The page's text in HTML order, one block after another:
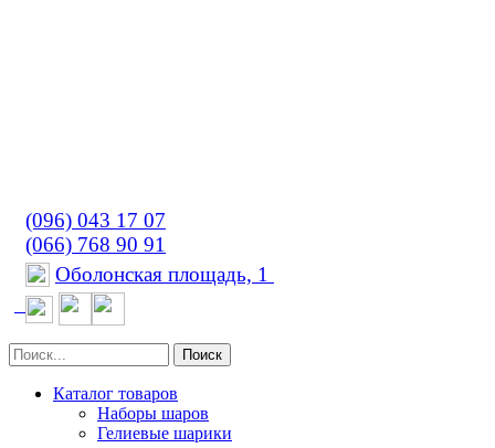
(096) 043 17 07
(066) 768 90 91
Оболонская площадь, 1
Поиск
Каталог товаров
Наборы шаров
Гелиевые шарики